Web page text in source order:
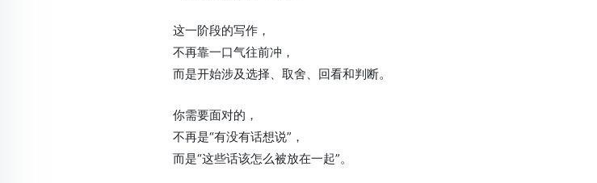
这一阶段的写作，
不再靠一口气往前冲，
而是开始涉及选择、取舍、回看和判断。
你需要面对的，
不再是“有没有话想说”，
而是“这些话该怎么被放在一起”。